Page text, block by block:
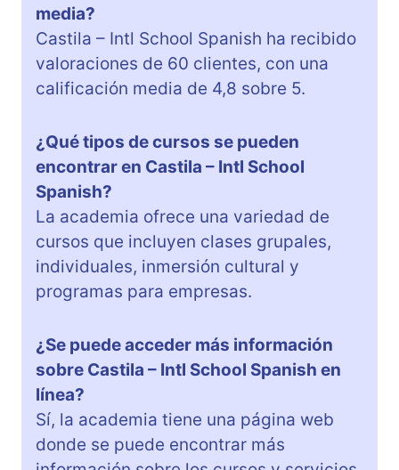
media?
Castila – Intl School Spanish ha recibido
valoraciones de 60 clientes, con una
calificación media de 4,8 sobre 5.
¿Qué tipos de cursos se pueden
encontrar en Castila – Intl School
Spanish?
La academia ofrece una variedad de
cursos que incluyen clases grupales,
individuales, inmersión cultural y
programas para empresas.
¿Se puede acceder más información
sobre Castila – Intl School Spanish en
línea?
Sí, la academia tiene una página web
donde se puede encontrar más